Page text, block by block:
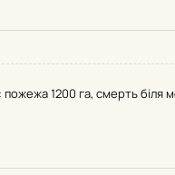
пожежа 1200 га, смерть біля